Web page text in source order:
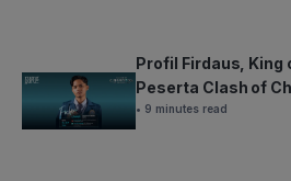
Profil Firdaus, King
Peserta Clash of
• 9 minutes read